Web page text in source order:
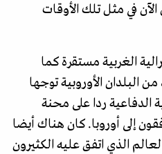
في مثل تلك الأوقات
الغربية مستقرة كما
البلدان الأوروبية توجها
الدفاعية ردا على محنة
إلى أوروبا. كان هناك أيضا
الذي اتفق عليه الكثيرون